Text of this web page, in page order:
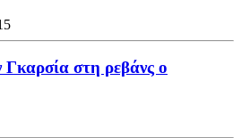
στη ρεβάνς ο